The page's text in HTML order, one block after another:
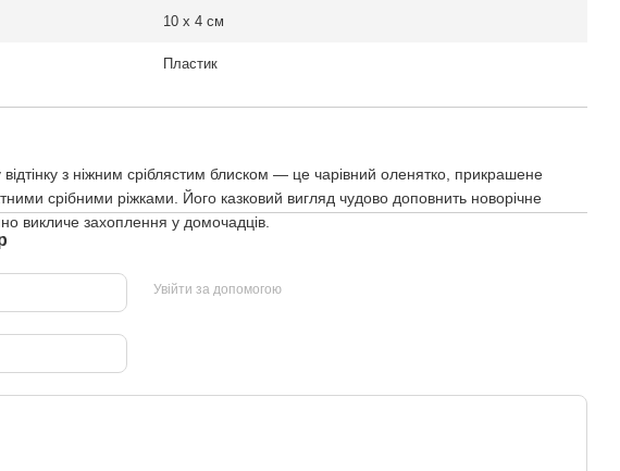
10 x 4 см
Пластик
з ніжним сріблястим блиском — це чарівний оленятко, прикрашене
срібними ріжками. Його казковий вигляд чудово доповнить новорічне
викличе захоплення у домочадців.
Увійти за допомогою